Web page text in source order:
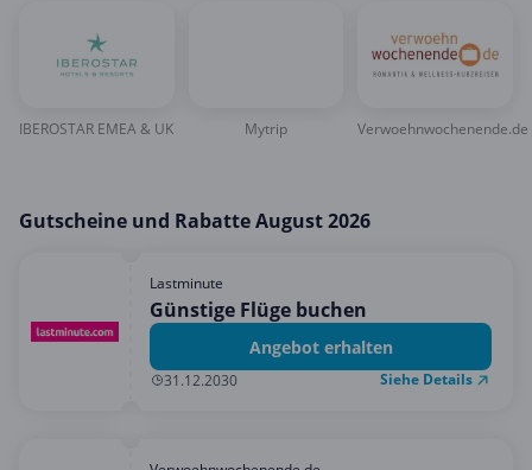
IBEROSTAR EMEA & UK Mytrip Verwoehnwochenende.de
Gutscheine und Rabatte August 2026
Lastminute
Günstige Flüge buchen
Angebot erhalten
31.12.2030 Siehe Details